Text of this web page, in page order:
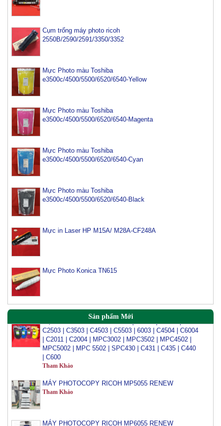
Cụm trống máy photo ricoh
2550B/2590/2591/3350/3352
Mực Photo màu Toshiba
e3500c/4500/5500/6520/6540-Yellow
Mực Photo màu Toshiba
e3500c/4500/5500/6520/6540-Magenta
Mực Photo màu Toshiba
e3500c/4500/5500/6520/6540-Cyan
Mực Photo màu Toshiba
e3500c/4500/5500/6520/6540-Black
Mực in Laser HP M15A/ M28A-CF248A
Mực Photo Konica TN615
Sản phẩm Mới
Mực máy photo ricoh MP 2554/ 3054/ 3554/ 3054SP/
3554SP
Mực Photocopy Ricoh 6210D
Mực đổ photo ricoh MP 3054/3554/4054/5054/6054
Mực Đổ Màu Ricoh MPC 2003 | C3003 | C6003 |
C2503 | C3503 | C4503 | C5503 | 6003 | C4504 | C6004
| C2011 | C2004 | MPC3002 | MPC3502 | MPC4502 |
MPC5002 | MPC 5502 | SPC430 | C431 | C435 | C440
| C600
Tham Khảo
Tham Khảo
Tham Khảo